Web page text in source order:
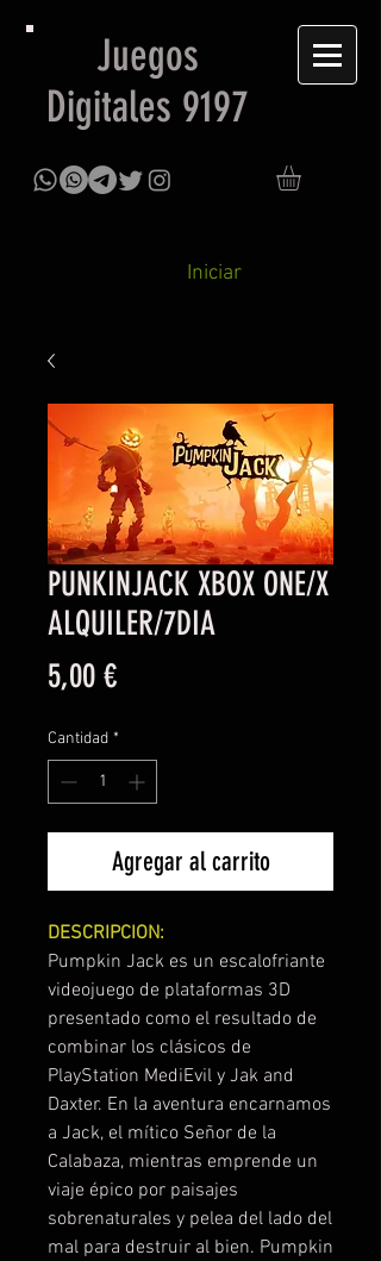
Juegos
Digitales 9197
Iniciar
PUNKINJACK XBOX ONE/X
ALQUILER/7DIA
5,00 €Precio
Cantidad *
Agregar al carrito
DESCRIPCION:
Pumpkin Jack es un escalofriante
videojuego de plataformas 3D
presentado como el resultado de
combinar los clásicos de
PlayStation MediEvil y Jak and
Daxter. En la aventura encarnamos
a Jack, el mítico Señor de la
Calabaza, mientras emprende un
viaje épico por paisajes
sobrenaturales y pelea del lado del
mal para destruir al bien. Pumpkin